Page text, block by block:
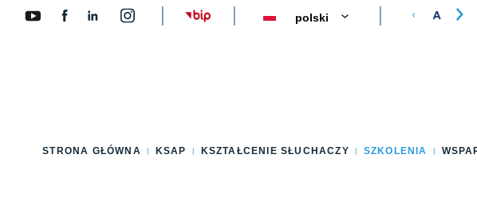
STRONA GŁÓWNA KSAP KSZTAŁCENIE SŁUCHACZY SZKOLENIA